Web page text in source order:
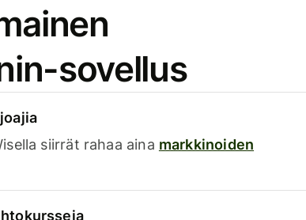
sovellus
siirrät rahaa aina markkinoiden